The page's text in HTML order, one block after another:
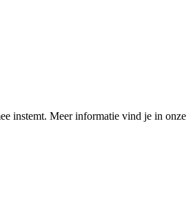
instemt. Meer informatie vind je in onze